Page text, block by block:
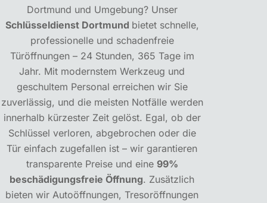
Dortmund und Umgebung? Unser
Schlüsseldienst Dortmund bietet schnelle,
professionelle und schadenfreie
Türöffnungen – 24 Stunden, 365 Tage im
Jahr. Mit modernstem Werkzeug und
geschultem Personal erreichen wir Sie
zuverlässig, und die meisten Notfälle werden
innerhalb kürzester Zeit gelöst. Egal, ob der
Schlüssel verloren, abgebrochen oder die
Tür einfach zugefallen ist – wir garantieren
transparente Preise und eine 99%
beschädigungsfreie Öffnung. Zusätzlich
bieten wir Autoöffnungen, Tresoröffnungen